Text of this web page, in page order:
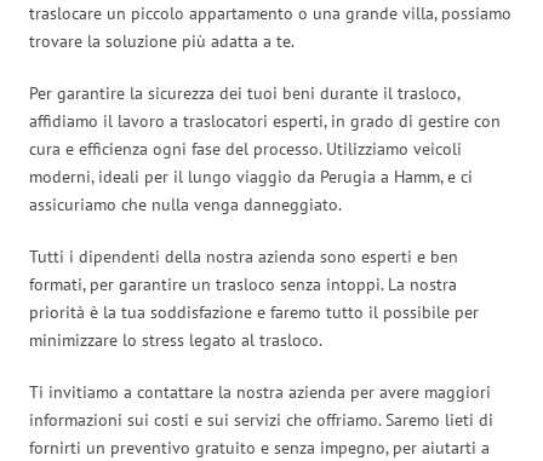
traslocare un piccolo appartamento o una grande villa, possiamo
trovare la soluzione più adatta a te.
Per garantire la sicurezza dei tuoi beni durante il trasloco,
affidiamo il lavoro a traslocatori esperti, in grado di gestire con
cura e efficienza ogni fase del processo. Utilizziamo veicoli
moderni, ideali per il lungo viaggio da Perugia a Hamm, e ci
assicuriamo che nulla venga danneggiato.
Tutti i dipendenti della nostra azienda sono esperti e ben
formati, per garantire un trasloco senza intoppi. La nostra
priorità è la tua soddisfazione e faremo tutto il possibile per
minimizzare lo stress legato al trasloco.
Ti invitiamo a contattare la nostra azienda per avere maggiori
informazioni sui costi e sui servizi che offriamo. Saremo lieti di
fornirti un preventivo gratuito e senza impegno, per aiutarti a